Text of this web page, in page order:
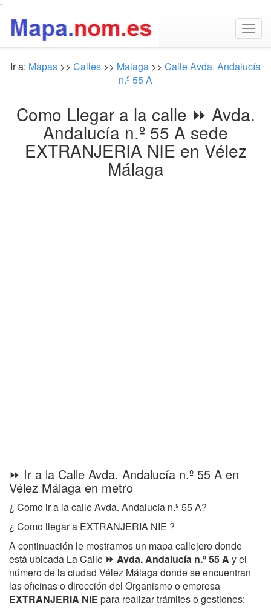
'
Ir a: Mapas >> Calles >> Malaga >> Calle Avda. Andalucía
n.º 55 A
Como Llegar a la calle ⏩ Avda.
Andalucía n.º 55 A sede
EXTRANJERIA NIE en Vélez
Málaga
⏩ Ir a la Calle Avda. Andalucía n.º 55 A en
Vélez Málaga en metro
¿ Como ir a la calle Avda. Andalucía n.º 55 A?
¿ Como llegar a EXTRANJERIA NIE ?
A continuación le mostramos un mapa callejero donde
está ubicada La Calle ⏩ Avda. Andalucía n.º 55 A y el
número de la ciudad Vélez Málaga donde se encuentran
las oficinas o dirección del Organismo o empresa
EXTRANJERIA NIE para realizar trámites o gestiones: